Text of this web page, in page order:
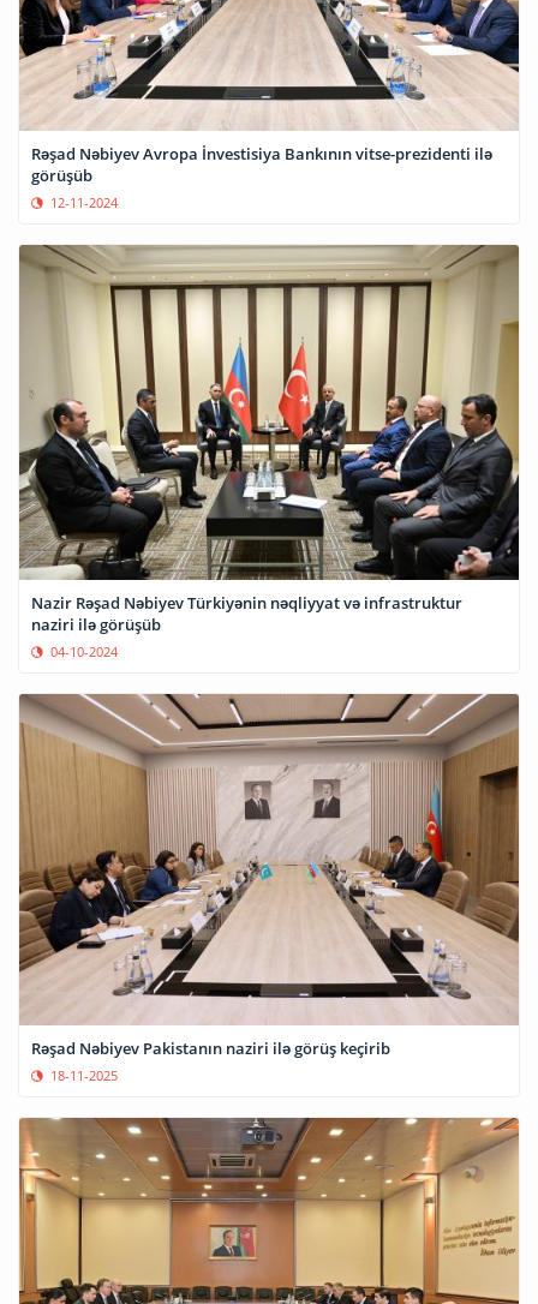
Rəşad Nəbiyev Avropa İnvestisiya Bankının vitse-prezidenti ilə
görüşüb
12-11-2024
Nazir Rəşad Nəbiyev Türkiyənin nəqliyyat və infrastruktur
naziri ilə görüşüb
04-10-2024
Rəşad Nəbiyev Pakistanın naziri ilə görüş keçirib
18-11-2025